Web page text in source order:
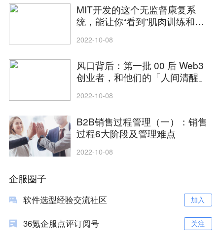
MIT开发的这个无监督康复系
统，能让你“看到”肌肉训练和恢
2022-10-08
风口背后：第一批 00 后 Web3
创业者，和他们的「人间清醒」
2022-10-08
B2B销售过程管理（一）：销售
过程6大阶段及管理难点
2022-10-08
企服圈子
软件选型经验交流社区 加入
36氪企服点评订阅号 关注